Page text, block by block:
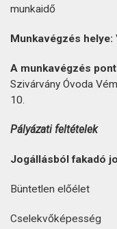
munkaidő
Munkavégzés helye:
A munkavégzés
Szivárvány Óvoda
10.
Pályázati feltételek
Jogállásból fakadó
Büntetlen előélet
Cselekvőképesség